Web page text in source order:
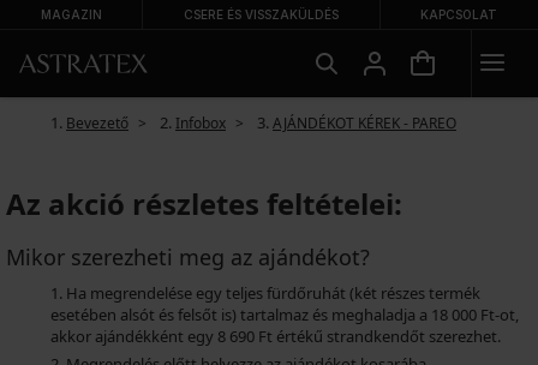
MAGAZIN CSERE ÉS VISSZAKÜLDÉS KAPCSOLAT
Bevezető Infobox AJÁNDÉKOT KÉREK - PAREO
Az akció részletes feltételei:
Mikor szerezheti meg az ajándékot?
Ha megrendelése egy teljes fürdőruhát (két részes termék
esetében alsót és felsőt is) tartalmaz és meghaladja a 18 000 Ft-ot,
akkor ajándékként egy 8 690 Ft értékű strandkendőt szerezhet.